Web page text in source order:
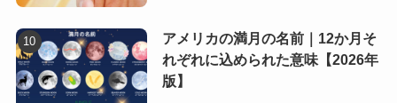
アメリカの満月の名前｜12か月そ
れぞれに込められた意味【2026年
版】